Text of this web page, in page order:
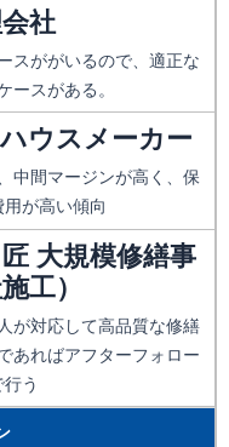
社
スががいるので、適正な
ースがある。
ウスメーカー
中間マージンが高く、保
が高い傾向
大規模修繕事
工）
が対応して高品質な修繕
あればアフターフォロー
う